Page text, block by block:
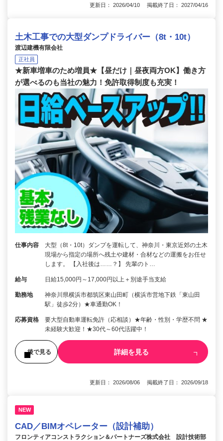
更新日： 2026/04/10 掲載終了日： 2027/04/16
土木工事での大型ダンプドライバー（8t・10t）
渡辺建機有限会社
正社員
★新車増車のため増員★【昼だけ｜昼夜両方OK】働き方
が選べるのも当社の魅力！免許取得制度も充実！
仕事内容
大型（8t・10t）ダンプを運転して、神奈川・東京近郊の土木
現場から指定の場所へ残土や建材・合材などの運搬をお任せ
します。 【入社後は……？】 先輩のト…
給与 日給15,000円～17,000円以上＋別途手当支給
勤務地
神奈川県横浜市都筑区東山田町（横浜市営地下鉄「東山田
駅」徒歩2分）★車通勤OK！
応募資格
要大型自動車運転免許（応相談）★年齢・性別・学歴不問 ★
未経験大歓迎！★30代～60代活躍中！
後で見る 詳細を見る
更新日： 2026/08/06 掲載終了日： 2026/09/18
NEW
CAD／BIMオペレーター（設計補助）
フロンティアコンストラクション＆パートナーズ株式会社 設計技術部